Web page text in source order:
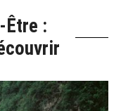
Être :